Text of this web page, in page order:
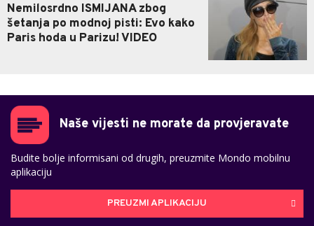
Nemilosrdno ISMIJANA zbog
šetanja po modnoj pisti: Evo kako
Paris hoda u Parizu! VIDEO
Naše vijesti ne morate da provjeravate
Budite bolje informisani od drugih, preuzmite Mondo mobilnu
aplikaciju
PREUZMI APLIKACIJU